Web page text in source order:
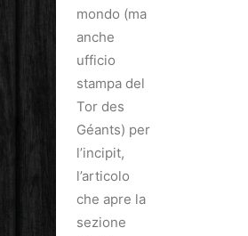
mondo (ma
anche
ufficio
stampa del
Tor des
Géants) per
l’incipit,
l’articolo
che apre la
sezione